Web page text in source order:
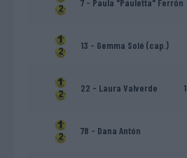
7 - Paula "Pauletta" Ferrón
13 - Gemma Solé (cap.)
22 - Laura Valverde 1
78 - Dana Antón